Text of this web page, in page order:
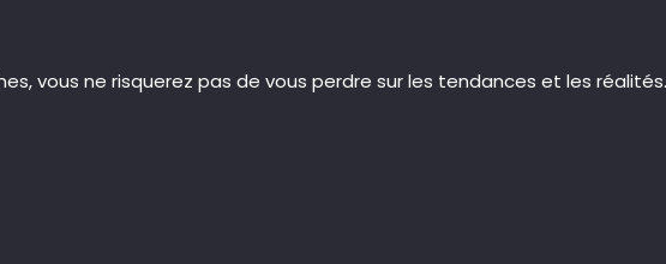
vous ne risquerez pas de vous perdre sur les tendances et les réalités.